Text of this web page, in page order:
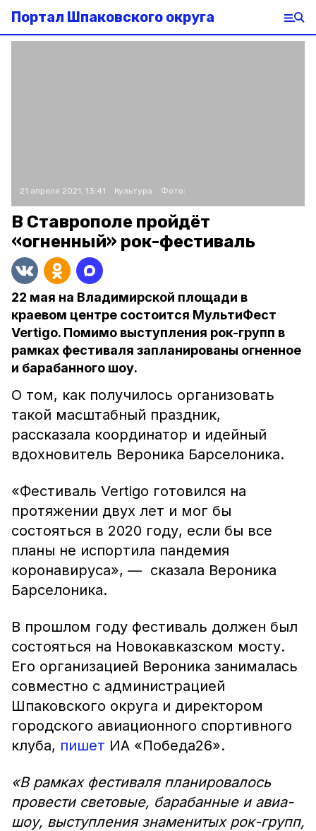
Портал Шпаковского округа
21 апреля 2021, 13:41 Культура Фото:
В Ставрополе пройдёт
«огненный» рок-фестиваль
22 мая на Владимирской площади в
краевом центре состоится МультиФест
Vertigo. Помимо выступления рок-групп в
рамках фестиваля запланированы огненное
и барабанного шоу.
О том, как получилось организовать
такой масштабный праздник,
рассказала координатор и идейный
вдохновитель Вероника Барселоника.
«Фестиваль Vertigo готовился на
протяжении двух лет и мог бы
состояться в 2020 году, если бы все
планы не испортила пандемия
коронавируса», — сказала Вероника
Барселоника.
В прошлом году фестиваль должен был
состояться на Новокавказском мосту.
Его организацией Вероника занималась
совместно с администрацией
Шпаковского округа и директором
городского авиационного спортивного
клуба, пишет ИА «Победа26».
«В рамках фестиваля планировалось
провести световые, барабанные и авиа-
шоу, выступления знаменитых рок-групп,